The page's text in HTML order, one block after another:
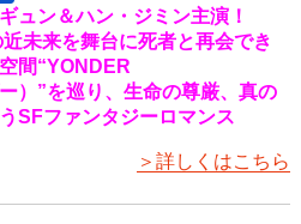
ュン＆ハン・ジミン主演！
未来を舞台に死者と再会でき
間“YONDER
ー）”を巡り、生命の尊厳、真の
SFファンタジーロマンス
＞詳しくはこちら